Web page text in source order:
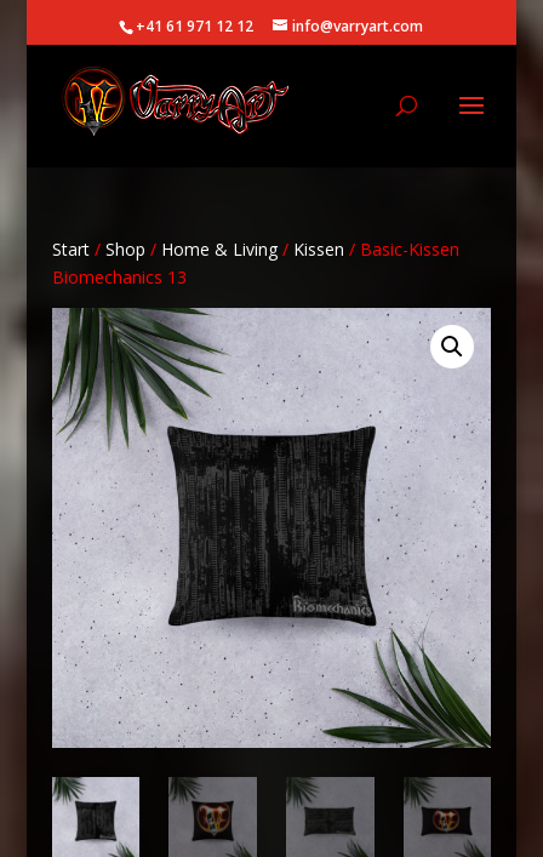
+41 61 971 12 12 info@varryart.com
Start/ Shop / Home & Living/ Kissen / Basic-Kissen
Biomechanics 13